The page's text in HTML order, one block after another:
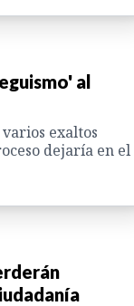
al
exaltos
dejaría en el